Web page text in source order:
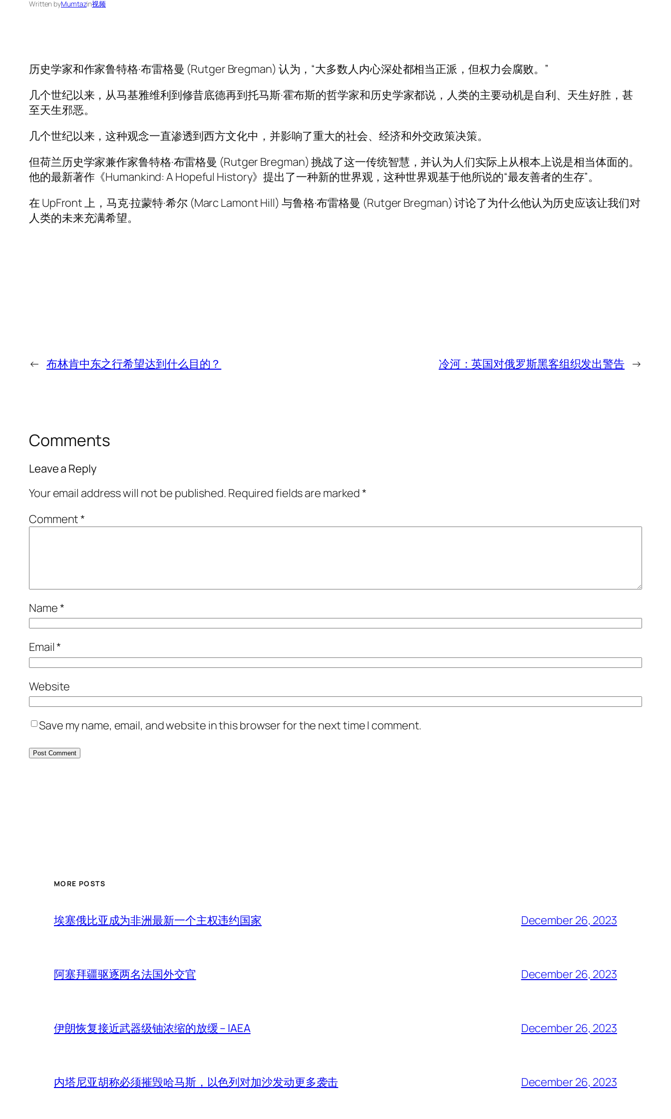
Written byMumtazin视频
历史学家和作家鲁特格·布雷格曼 (Rutger Bregman) 认为，“大多数人内心深处都相当正派，但权力会腐败。”
几个世纪以来，从马基雅维利到修昔底德再到托马斯·霍布斯的哲学家和历史学家都说，人类的主要动机是自利、天生好胜，甚
至天生邪恶。
几个世纪以来，这种观念一直渗透到西方文化中，并影响了重大的社会、经济和外交政策决策。
但荷兰历史学家兼作家鲁特格·布雷格曼 (Rutger Bregman) 挑战了这一传统智慧，并认为人们实际上从根本上说是相当体面的。
他的最新著作《Humankind: A Hopeful History》提出了一种新的世界观，这种世界观基于他所说的“最友善者的生存”。
在 UpFront 上，马克·拉蒙特·希尔 (Marc Lamont Hill) 与鲁格·布雷格曼 (Rutger Bregman) 讨论了为什么他认为历史应该让我们对
人类的未来充满希望。
← 布林肯中东之行希望达到什么目的？ 冷河：英国对俄罗斯黑客组织发出警告 →
Comments
Leave a Reply
Your email address will not be published. Required fields are marked*
Comment*
Name*
Email*
Website
Save my name, email, and website in this browser for the next time I comment.
MORE POSTS
埃塞俄比亚成为非洲最新一个主权违约国家 December 26, 2023
阿塞拜疆驱逐两名法国外交官 December 26, 2023
伊朗恢复接近武器级铀浓缩的放缓 – IAEA December 26, 2023
内塔尼亚胡称必须摧毁哈马斯，以色列对加沙发动更多袭击 December 26, 2023